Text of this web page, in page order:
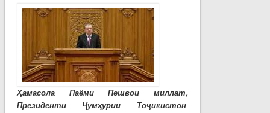
Ҳамасола Паёми Пешвои миллат,
Президенти Ҷумҳурии Тоҷикистон